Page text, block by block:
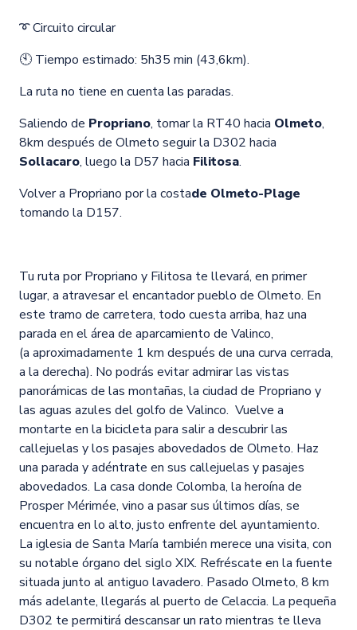
➰ Circuito circular
🕙 Tiempo estimado: 5h35 min (43,6km).
La ruta no tiene en cuenta las paradas.
Saliendo de Propriano, tomar la RT40 hacia Olmeto,
8km después de Olmeto seguir la D302 hacia
Sollacaro, luego la D57 hacia Filitosa.
Volver a Propriano por la costade Olmeto-Plage
tomando la D157.
Tu ruta por Propriano y Filitosa te llevará, en primer
lugar, a atravesar el encantador pueblo de Olmeto. En
este tramo de carretera, todo cuesta arriba, haz una
parada en el área de aparcamiento de Valinco,
(a aproximadamente 1 km después de una curva cerrada,
a la derecha). No podrás evitar admirar las vistas
panorámicas de las montañas, la ciudad de Propriano y
las aguas azules del golfo de Valinco. Vuelve a
montarte en la bicicleta para salir a descubrir las
callejuelas y los pasajes abovedados de Olmeto. Haz
una parada y adéntrate en sus callejuelas y pasajes
abovedados. La casa donde Colomba, la heroína de
Prosper Mérimée, vino a pasar sus últimos días, se
encuentra en lo alto, justo enfrente del ayuntamiento.
La iglesia de Santa María también merece una visita, con
su notable órgano del siglo XIX. Refréscate en la fuente
situada junto al antiguo lavadero. Pasado Olmeto, 8 km
más adelante, llegarás al puerto de Celaccia. La pequeña
D302 te permitirá descansar un rato mientras te lleva